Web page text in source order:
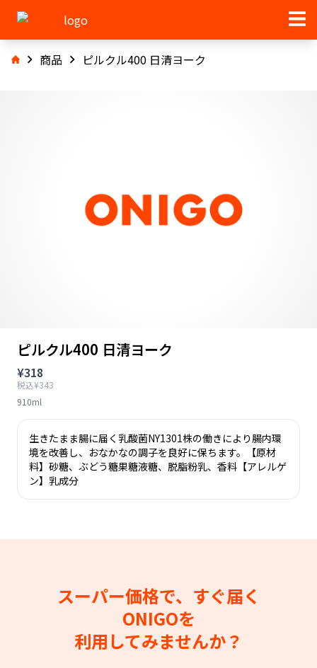
商品 ピルクル400 日清ヨーク
ピルクル400 日清ヨーク
¥318
税込¥343
910ml
生きたまま腸に届く乳酸菌NY1301株の働きにより腸内環
境を改善し、おなかなの調子を良好に保ちます。【原材
料】砂糖、ぶどう糖果糖液糖、脱脂粉乳、香料【アレルゲ
ン】乳成分
スーパー価格で、すぐ届く
ONIGOを
利用してみませんか？